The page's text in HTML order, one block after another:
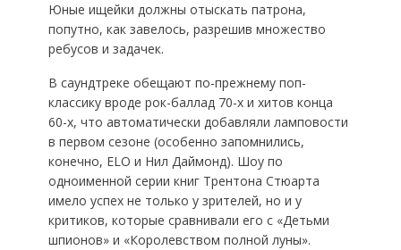
Юные ищейки должны отыскать патрона,
попутно, как завелось, разрешив множество
ребусов и задачек.
В саундтреке обещают по-прежнему поп-
классику вроде рок-баллад 70-х и хитов конца
60-х, что автоматически добавляли ламповости
в первом сезоне (особенно запомнились,
конечно, ELO и Нил Даймонд). Шоу по
одноименной серии книг Трентона Стюарта
имело успех не только у зрителей, но и у
критиков, которые сравнивали его с «Детьми
шпионов» и «Королевством полной луны».